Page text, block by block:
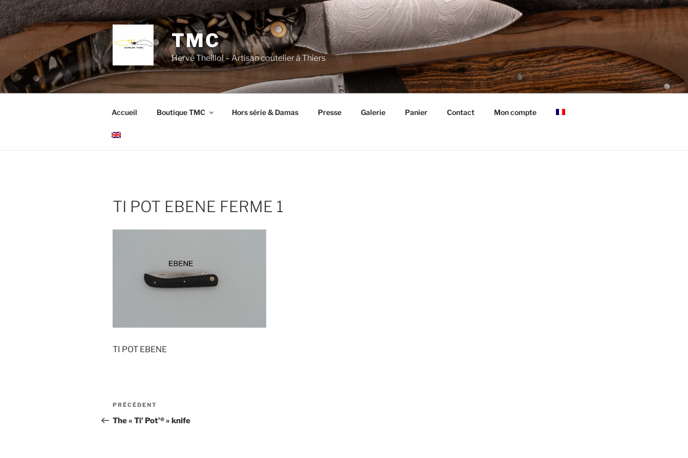
Aller
au
contenu
principal
TMC
Hervé Theillol – Artisan coutelier à Thiers
Accueil Boutique TMC Hors série & Damas Presse Galerie Panier Contact Mon compte
TI POT EBENE FERME 1
TI POT EBENE
Navigation
de
Article
précédent
PRÉCÉDENT
The « Ti’ Pot’® » knife